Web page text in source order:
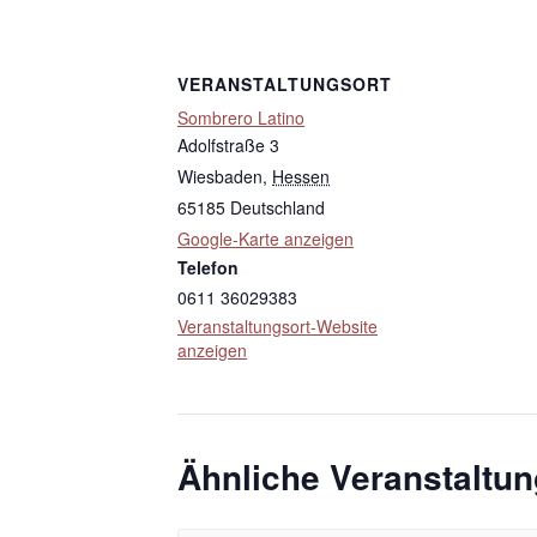
VERANSTALTUNGSORT
Sombrero Latino
Adolfstraße 3
Wiesbaden, Hessen
65185 Deutschland
Google-Karte anzeigen
Telefon
0611 36029383
Veranstaltungsort-Website
anzeigen
Ähnliche